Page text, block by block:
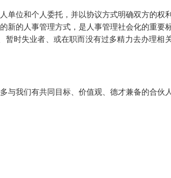
单位和个人委托，并以协议方式明确双方的权
新的人事管理方式，是人事管理社会化的重要
时失业者、或在职而没有过多精力去办理相
与我们有共同目标、价值观、德才兼备的合伙